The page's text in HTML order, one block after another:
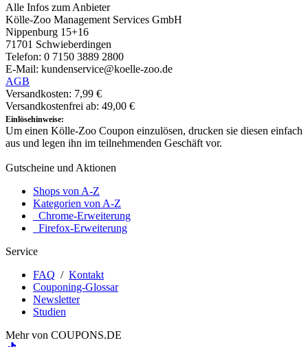
Alle Infos zum Anbieter
Kölle-Zoo Management Services GmbH
Nippenburg 15+16
71701 Schwieberdingen
Telefon: 0 7150 3889 2800
E-Mail: kundenservice@koelle-zoo.de
AGB
Versandkosten: 7,99 €
Versandkostenfrei ab: 49,00 €
Einlösehinweise:
Um einen Kölle-Zoo Coupon einzulösen, drucken sie diesen einfach
aus und legen ihn im teilnehmenden Geschäft vor.
Gutscheine und Aktionen
Shops von A-Z
Kategorien von A-Z
Chrome-Erweiterung
Firefox-Erweiterung
Service
FAQ / Kontakt
Couponing-Glossar
Newsletter
Studien
Mehr von COUPONS.DE